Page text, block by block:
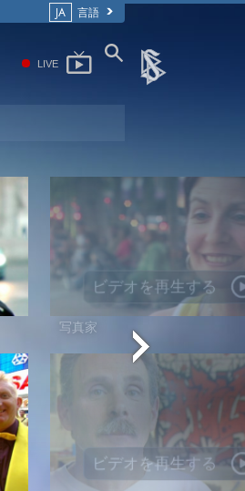
JA 言語
LIVE
ビデオを再生する
写真家
ビデオを再生する